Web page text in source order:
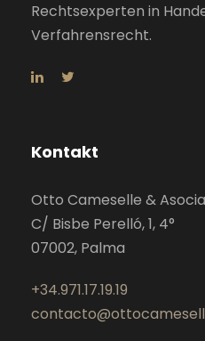
Rechtsexperten in
Verfahrensrecht.
Kontakt
Otto Cameselle &
C/ Bisbe Perelló, 1, 4°
07002, Palma
+34.971.17.19.19